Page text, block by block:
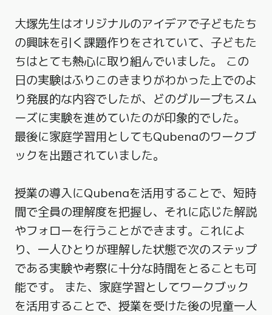
大塚先生はオリジナルのアイデアで子どもたち
の興味を引く課題作りをされていて、子どもた
ちはとても熱心に取り組んでいました。 この
日の実験はふりこのきまりがわかった上でのよ
り発展的な内容でしたが、どのグループもスム
ーズに実験を進めていたのが印象的でした。
最後に家庭学習用としてもQubenaのワークブ
ックを出題されていました。
授業の導入にQubenaを活用することで、短時
間で全員の理解度を把握し、それに応じた解説
やフォローを行うことができます。これによ
り、一人ひとりが理解した状態で次のステップ
である実験や考察に十分な時間をとることも可
能です。 また、家庭学習としてワークブック
を活用することで、授業を受けた後の児童一人